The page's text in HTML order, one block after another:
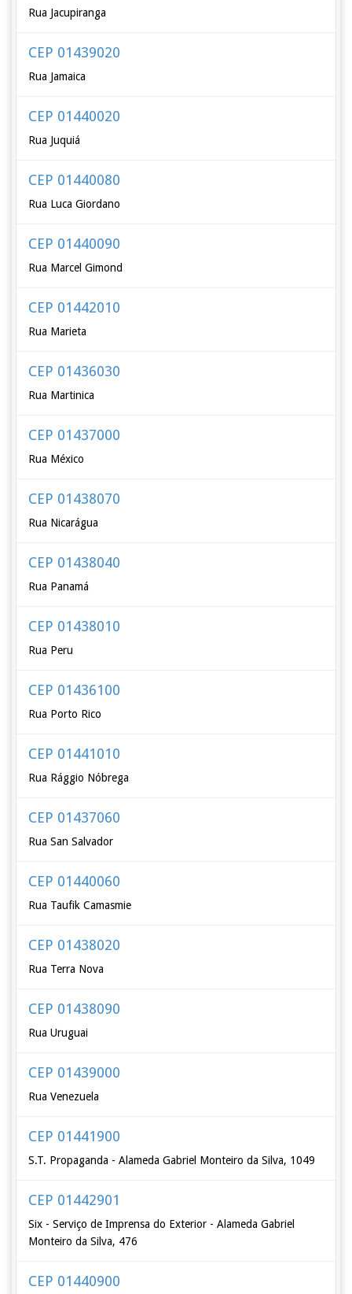
Rua Jacupiranga
CEP 01439020
Rua Jamaica
CEP 01440020
Rua Juquiá
CEP 01440080
Rua Luca Giordano
CEP 01440090
Rua Marcel Gimond
CEP 01442010
Rua Marieta
CEP 01436030
Rua Martinica
CEP 01437000
Rua México
CEP 01438070
Rua Nicarágua
CEP 01438040
Rua Panamá
CEP 01438010
Rua Peru
CEP 01436100
Rua Porto Rico
CEP 01441010
Rua Rággio Nóbrega
CEP 01437060
Rua San Salvador
CEP 01440060
Rua Taufik Camasmie
CEP 01438020
Rua Terra Nova
CEP 01438090
Rua Uruguai
CEP 01439000
Rua Venezuela
CEP 01441900
S.T. Propaganda - Alameda Gabriel Monteiro da Silva, 1049
CEP 01442901
Six - Serviço de Imprensa do Exterior - Alameda Gabriel
Monteiro da Silva, 476
CEP 01440900